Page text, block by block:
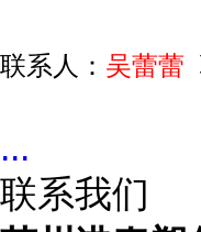
联系人： 吴蕾蕾
...
联系我们